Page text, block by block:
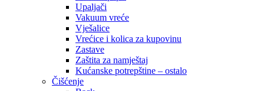
Upaljači
Vakuum vreće
Vješalice
Vrećice i kolica za kupovinu
Zastave
Zaštita za namještaj
Kućanske potrepštine – ostalo
Čišćenje